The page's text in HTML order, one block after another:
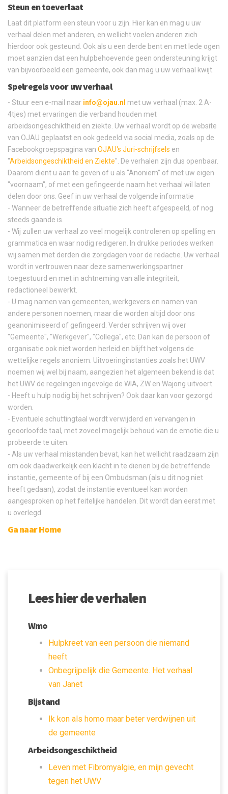
Steun en toeverlaat
Laat dit platform een steun voor u zijn. Hier kan en mag u uw
verhaal delen met anderen, en wellicht voelen anderen zich
hierdoor ook gesteund. Ook als u een derde bent en met lede ogen
moet aanzien dat een hulpbehoevende geen ondersteuning krijgt
van bijvoorbeeld een gemeente, ook dan mag u uw verhaal kwijt.
Spelregels voor uw verhaal
- Stuur een e-mail naar info@ojau.nl met uw verhaal (max. 2 A-
4tjes) met ervaringen die verband houden met
arbeidsongeschiktheid en ziekte. Uw verhaal wordt op de website
van OJAU geplaatst en ook gedeeld via social media, zoals op de
Facebookgroepspagina van OJAU's Juri-schrijfsels en
"Arbeidsongeschiktheid en Ziekte". De verhalen zijn dus openbaar.
Daarom dient u aan te geven of u als “Anoniem” of met uw eigen
"voornaam", of met een gefingeerde naam het verhaal wil laten
delen door ons. Geef in uw verhaal de volgende informatie
- Wanneer de betreffende situatie zich heeft afgespeeld, of nog
steeds gaande is.
- Wij zullen uw verhaal zo veel mogelijk controleren op spelling en
grammatica en waar nodig redigeren. In drukke periodes werken
wij samen met derden die zorgdagen voor de redactie. Uw verhaal
wordt in vertrouwen naar deze samenwerkingspartner
toegestuurd en met in achtneming van alle integriteit,
redactioneel bewerkt.
- U mag namen van gemeenten, werkgevers en namen van
andere personen noemen, maar die worden altijd door ons
geanonimiseerd of gefingeerd. Verder schrijven wij over
"Gemeente", "Werkgever", "Collega", etc. Dan kan de persoon of
organisatie ook niet worden herleid en blijft het volgens de
wettelijke regels anoniem. Uitvoeringinstanties zoals het UWV
noemen wij wel bij naam, aangezien het algemeen bekend is dat
het UWV de regelingen ingevolge de WIA, ZW en Wajong uitvoert.
- Heeft u hulp nodig bij het schrijven? Ook daar kan voor gezorgd
worden.
- Eventuele schuttingtaal wordt verwijderd en vervangen in
geoorloofde taal, met zoveel mogelijk behoud van de emotie die u
probeerde te uiten.
- Als uw verhaal misstanden bevat, kan het wellicht raadzaam zijn
om ook daadwerkelijk een klacht in te dienen bij de betreffende
instantie, gemeente of bij een Ombudsman (als u dit nog niet
heeft gedaan), zodat de instantie eventueel kan worden
aangesproken op het feitelijke handelen. Dit wordt dan eerst met
u overlegd.
Ga naar Home
Lees hier de verhalen
Wmo
Hulpkreet van een persoon die niemand
heeft
Onbegrijpelijk die Gemeente. Het verhaal
van Janet
Bijstand
Ik kon als homo maar beter verdwijnen uit
de gemeente
Arbeidsongeschiktheid
Leven met Fibromyalgie, en mijn gevecht
tegen het UWV